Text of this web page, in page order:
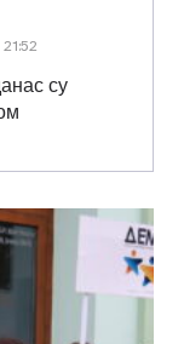
21:52
су